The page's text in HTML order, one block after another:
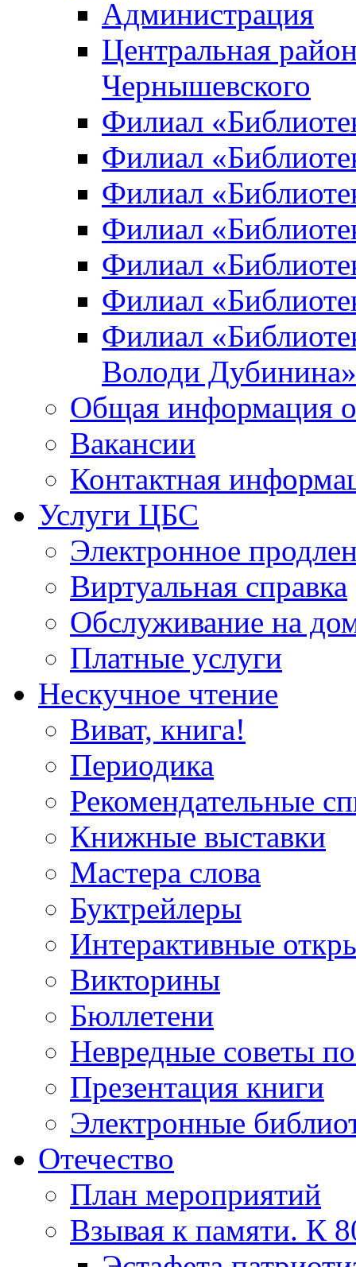
Администрация
Центральная
Чернышевского
Филиал
Филиал
Филиал
Филиал
Филиал
Филиал
Филиал
Володи Дубинина»
Общая информация
Вакансии
Контактная
Услуги ЦБС
Электронное
Виртуальная справка
Обслуживание на
Платные услуги
Нескучное чтение
Виват, книга!
Периодика
Рекомендательные
Книжные выставки
Мастера слова
Буктрейлеры
Интерактивные
Викторины
Бюллетени
Невредные советы
Презентация книги
Электронные
Отечество
План мероприятий
Взывая к памяти. К